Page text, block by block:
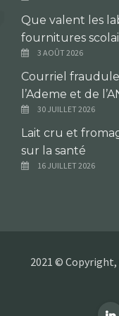
Que valent les
fournitures
3 AOÛT 2026
Courriel
l’Ademe et de
30 JUILLET 2026
Lait cru et
sur la santé
16 JUILLET 2026
2021 ©